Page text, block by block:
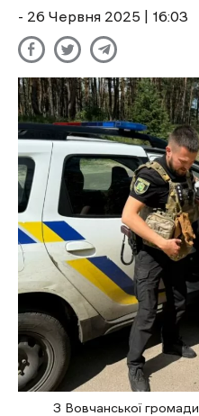
- 26 Червня 2025 | 16:03
З Вовчанської